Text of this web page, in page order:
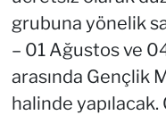
grubuna yönelik
– 01 Ağustos ve
arasında Gençlik
halinde